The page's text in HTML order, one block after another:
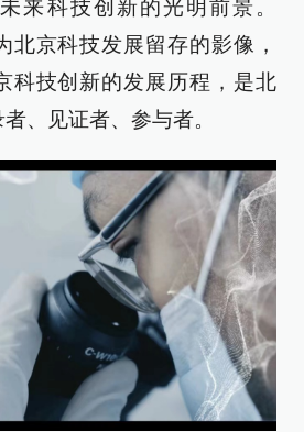
来科技创新的光明前景。
北京科技发展留存的影像，
科技创新的发展历程，是北
、见证者、参与者。